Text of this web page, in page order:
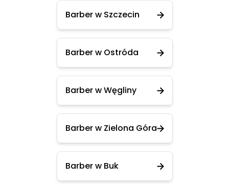
Barber w Szczecin
Barber w Ostróda
Barber w Węgliny
Barber w Zielona Góra
Barber w Buk